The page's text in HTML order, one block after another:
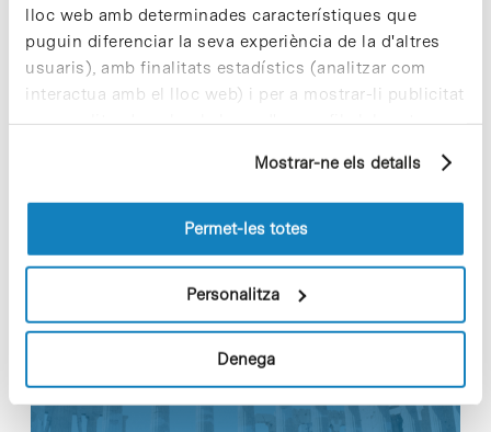
lloc web amb determinades característiques que
puguin diferenciar la seva experiència de la d'altres
usuaris), amb finalitats estadístics (analitzar com
interactua amb el lloc web) i per a mostrar-li publicitat
personalitzada sobre la base d'un perfil elaborat a
pàgines visitades). Per a obtenir més informació sobre
les cookies pot consultar laPolítica de cookiesdel
Mostrar-ne els detalls
Permet-les totes
Personalitza
Denega
Share
Notícies més vistes